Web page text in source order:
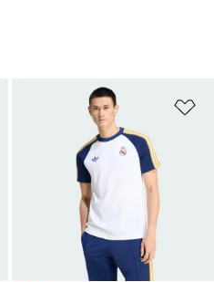
Op verlanglijst zetten